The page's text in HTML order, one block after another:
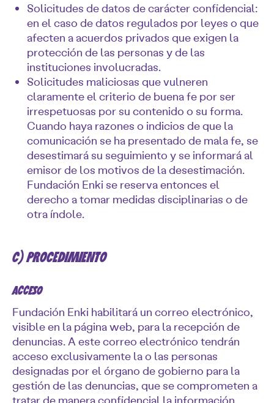
Solicitudes de datos de carácter confidencial:
en el caso de datos regulados por leyes o que
afecten a acuerdos privados que exigen la
protección de las personas y de las
instituciones involucradas.
Solicitudes maliciosas que vulneren
claramente el criterio de buena fe por ser
irrespetuosas por su contenido o su forma.
Cuando haya razones o indicios de que la
comunicación se ha presentado de mala fe, se
desestimará su seguimiento y se informará al
emisor de los motivos de la desestimación.
Fundación Enki se reserva entonces el
derecho a tomar medidas disciplinarias o de
otra índole.
C) PROCEDIMIENTO
ACCESO
Fundación Enki habilitará un correo electrónico,
visible en la página web, para la recepción de
denuncias. A este correo electrónico tendrán
acceso exclusivamente la o las personas
designadas por el órgano de gobierno para la
gestión de las denuncias, que se comprometen a
tratar de manera confidencial la información